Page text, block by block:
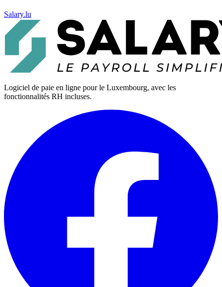
Salary.lu
Logiciel de paie en ligne pour le Luxembourg, avec les
fonctionnalités RH incluses.